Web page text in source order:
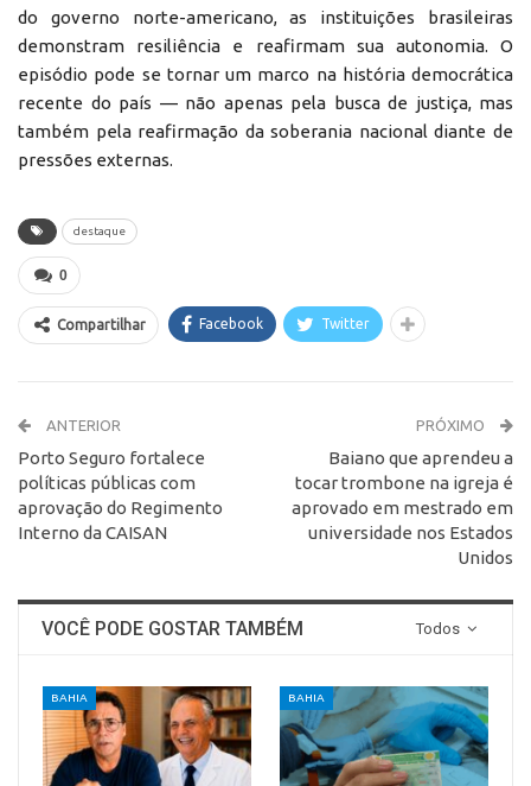
do governo norte-americano, as instituições brasileiras
demonstram resiliência e reafirmam sua autonomia. O
episódio pode se tornar um marco na história democrática
recente do país — não apenas pela busca de justiça, mas
também pela reafirmação da soberania nacional diante de
pressões externas.
destaque
0
Compartilhar Facebook Twitter
ANTERIOR
Porto Seguro fortalece
políticas públicas com
aprovação do Regimento
Interno da CAISAN
PRÓXIMO
Baiano que aprendeu a
tocar trombone na igreja é
aprovado em mestrado em
universidade nos Estados
Unidos
Todos
VOCÊ PODE GOSTAR TAMBÉM
BAHIA BAHIA